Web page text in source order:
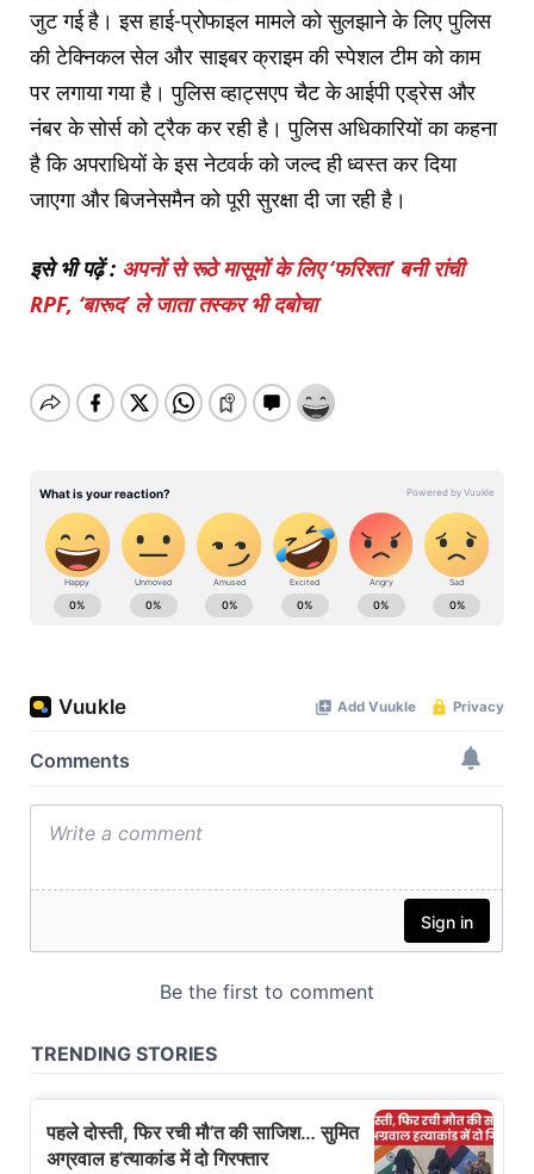
जुट गई है। इस हाई-प्रोफाइल मामले को सुलझाने के लिए पुलिस
की टेक्निकल सेल और साइबर क्राइम की स्पेशल टीम को काम
पर लगाया गया है। पुलिस व्हाट्सएप चैट के आईपी एड्रेस और
नंबर के सोर्स को ट्रैक कर रही है। पुलिस अधिकारियों का कहना
है कि अपराधियों के इस नेटवर्क को जल्द ही ध्वस्त कर दिया
जाएगा और बिजनेसमैन को पूरी सुरक्षा दी जा रही है।
इसे भी पढ़ें : अपनों से रूठे मासूमों के लिए ‘फरिश्ता’ बनी रांची
RPF, ‘बारूद’ ले जाता तस्कर भी दबोचा